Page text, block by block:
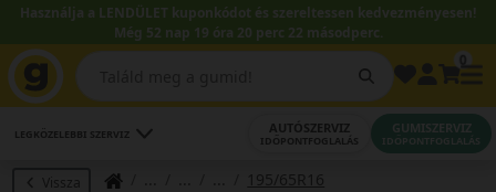
Használja a LENDÜLET kuponkódot és szereltessen kedvezményesen!
Még 52 nap 19 óra 20 perc 22 másodperc.
LEGKÖZELEBBI SZERVIZ AUTÓSZERVIZ
IDŐPONTFOGLALÁS
GUMISZERVIZ
IDŐPONTFOGLALÁS
Vissza
195/65R16